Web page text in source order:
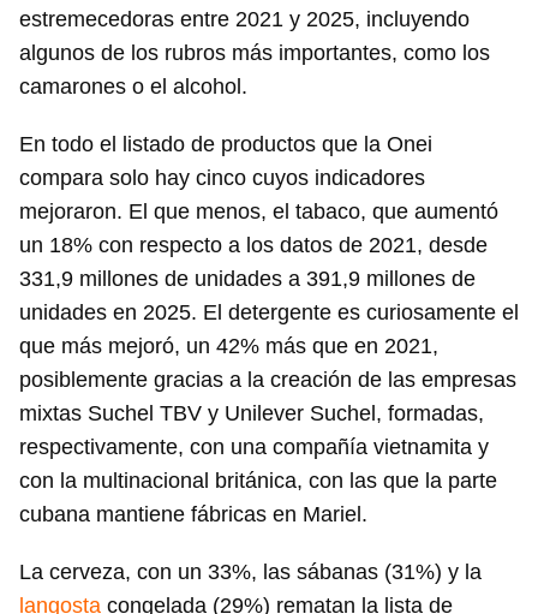
estremecedoras entre 2021 y 2025, incluyendo
algunos de los rubros más importantes, como los
camarones o el alcohol.
En todo el listado de productos que la Onei
compara solo hay cinco cuyos indicadores
mejoraron. El que menos, el tabaco, que aumentó
un 18% con respecto a los datos de 2021, desde
331,9 millones de unidades a 391,9 millones de
unidades en 2025. El detergente es curiosamente el
que más mejoró, un 42% más que en 2021,
posiblemente gracias a la creación de las empresas
mixtas Suchel TBV y Unilever Suchel, formadas,
respectivamente, con una compañía vietnamita y
con la multinacional británica, con las que la parte
cubana mantiene fábricas en Mariel.
La cerveza, con un 33%, las sábanas (31%) y la
langosta congelada (29%) rematan la lista de